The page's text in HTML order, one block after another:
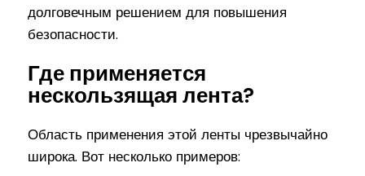
долговечным решением для повышения
безопасности.
Где применяется
нескользящая лента?
Область применения этой ленты чрезвычайно
широка. Вот несколько примеров: